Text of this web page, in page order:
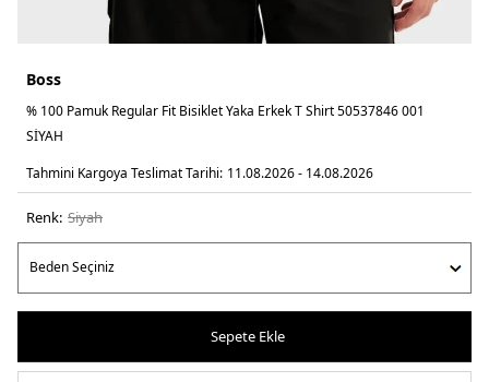
Boss
% 100 Pamuk Regular Fit Bisiklet Yaka Erkek T Shirt 50537846 001
SİYAH
Tahmini Kargoya Teslimat Tarihi: 11.08.2026 - 14.08.2026
Renk: si̇yah
Sepete Ekle